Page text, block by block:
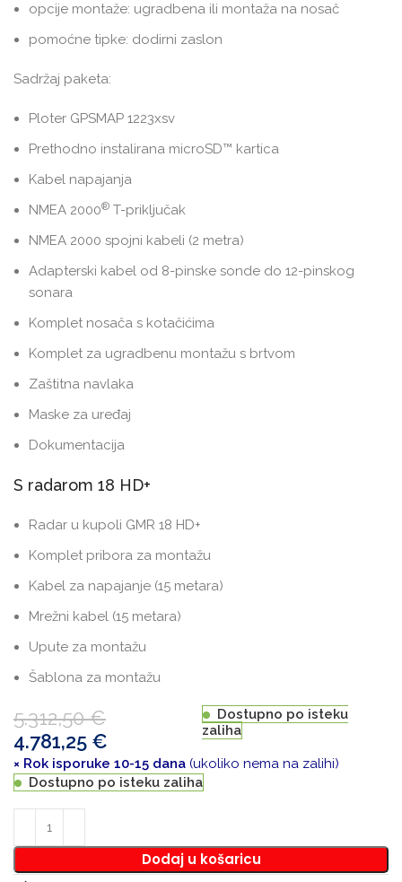
opcije montaže: ugradbena ili montaža na nosač
pomoćne tipke: dodirni zaslon
Sadržaj paketa:
Ploter GPSMAP 1223xsv
Prethodno instalirana microSD™ kartica
Kabel napajanja
NMEA 2000® T-priključak
NMEA 2000 spojni kabeli (2 metra)
Adapterski kabel od 8-pinske sonde do 12-pinskog
sonara
Komplet nosača s kotačićima
Komplet za ugradbenu montažu s brtvom
Zaštitna navlaka
Maske za uređaj
Dokumentacija
S radarom 18 HD+
Radar u kupoli GMR 18 HD+
Komplet pribora za montažu
Kabel za napajanje (15 metara)
Mrežni kabel (15 metara)
Upute za montažu
Šablona za montažu
5.312,50€
4.781,25 €
Dostupno po isteku
zaliha
× Rok isporuke 10-15 dana (ukoliko nema na zalihi)
Dostupno po isteku zaliha
Dodaj u košaricu